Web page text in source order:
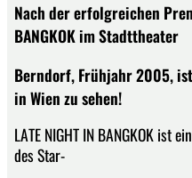
Nach der erfolgreichen
BANGKOK im Stadttheater
Berndorf, Frühjahr 2005,
in Wien zu sehen!
LATE NIGHT IN BANGKOK ist
des Star-